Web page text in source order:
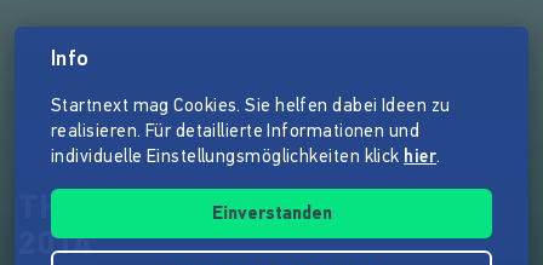
THOMAS GODOJ - ALBUM "V"
2014
Info
Startnext mag Cookies. Sie helfen dabei Ideen zu
realisieren. Für detaillierte Informationen und
individuelle Einstellungsmöglichkeiten klick hier.
Einverstanden